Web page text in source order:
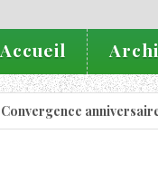
Accueil
Convergence